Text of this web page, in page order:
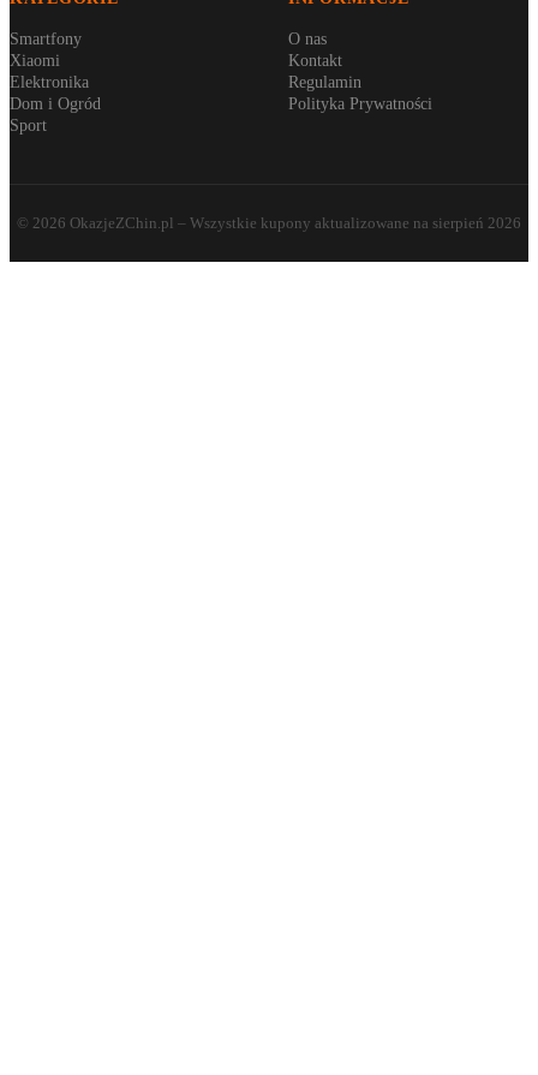
Smartfony
Xiaomi
Elektronika
Dom i Ogród
Sport
O nas
Kontakt
Regulamin
Polityka Prywatności
© 2026 OkazjeZChin.pl – Wszystkie kupony aktualizowane na sierpień 2026